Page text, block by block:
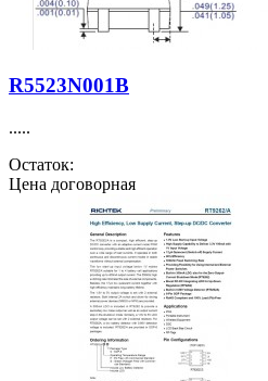
R5523N001B
.....
Остаток:
Цена договорная